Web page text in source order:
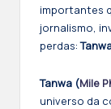
importantes
jornalismo,
perdas:
Tanwa (Mile
universo da